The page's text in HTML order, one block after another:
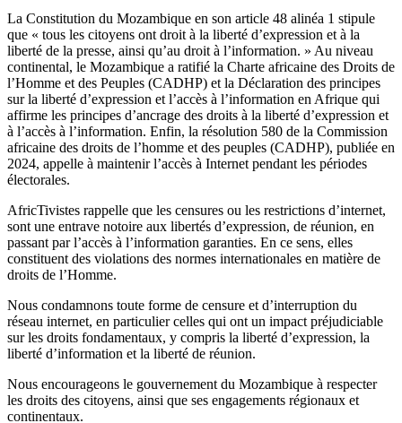
La Constitution du Mozambique en son article 48 alinéa 1 stipule
que « tous les citoyens ont droit à la liberté d’expression et à la
liberté de la presse, ainsi qu’au droit à l’information. » Au niveau
continental, le Mozambique a ratifié la Charte africaine des Droits de
l’Homme et des Peuples (CADHP) et la Déclaration des principes
sur la liberté d’expression et l’accès à l’information en Afrique qui
affirme les principes d’ancrage des droits à la liberté d’expression et
à l’accès à l’information. Enfin, la résolution 580 de la Commission
africaine des droits de l’homme et des peuples (CADHP), publiée en
2024, appelle à maintenir l’accès à Internet pendant les périodes
électorales.
AfricTivistes rappelle que les censures ou les restrictions d’internet,
sont une entrave notoire aux libertés d’expression, de réunion, en
passant par l’accès à l’information garanties. En ce sens, elles
constituent des violations des normes internationales en matière de
droits de l’Homme.
Nous condamnons toute forme de censure et d’interruption du
réseau internet, en particulier celles qui ont un impact préjudiciable
sur les droits fondamentaux, y compris la liberté d’expression, la
liberté d’information et la liberté de réunion.
Nous encourageons le gouvernement du Mozambique à respecter
les droits des citoyens, ainsi que ses engagements régionaux et
continentaux.